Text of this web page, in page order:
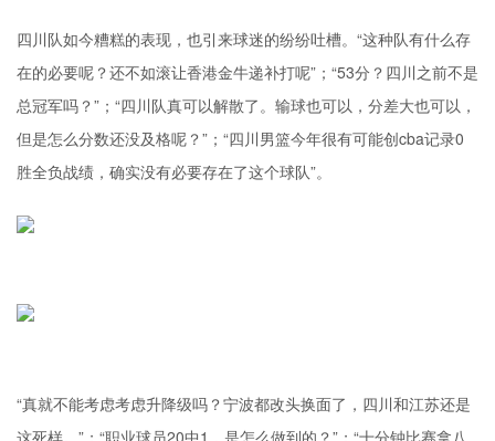
四川队如今糟糕的表现，也引来球迷的纷纷吐槽。“这种队有什么存
在的必要呢？还不如滚让香港金牛递补打呢”；“53分？四川之前不是
总冠军吗？”；“四川队真可以解散了。输球也可以，分差大也可以，
但是怎么分数还没及格呢？”；“四川男篮今年很有可能创cba记录0
胜全负战绩，确实没有必要存在了这个球队”。
“真就不能考虑考虑升降级吗？宁波都改头换面了，四川和江苏还是
这死样。”；“职业球员20中1，是怎么做到的？”；“十分钟比赛拿八